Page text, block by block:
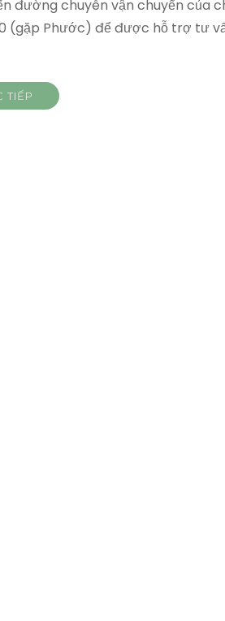
đường chuyên vận chuyển của
(gặp Phước) để được hỗ trợ tư
TIẾP